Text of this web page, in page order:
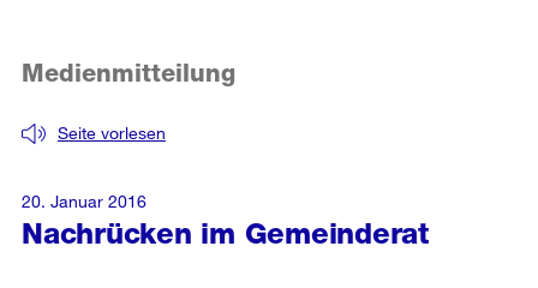
Nachrücken im Gemeinderat
Seite vorlesen
Medienmitteilung
20. Januar 2016